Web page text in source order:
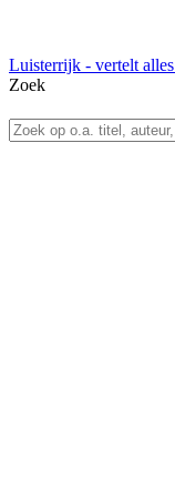
Luisterrijk - vertelt alles
Zoek